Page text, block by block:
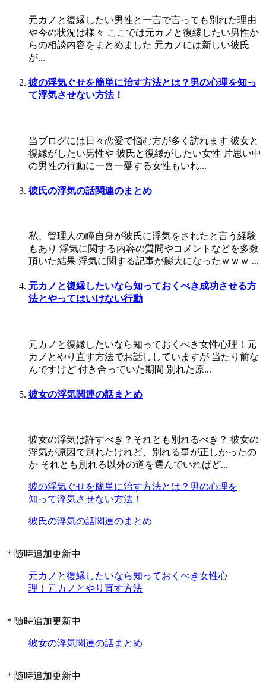
元カノと復縁したい男性と一言で言っても別れた理由
や今の状況は様々 ここでは元カノと復縁したい男性か
らの相談内容をまとめました 元カノには新しい彼氏
が...
彼の浮気ぐせを簡単に治す方法とは？男の心理を知っ
て浮気させない方法！
当ブログには日々恋愛で悩む方が多く訪れます 彼女と
復縁がしたい男性や 彼氏と復縁がしたい女性 片思い中
の男性の行動に一喜一憂する女性もいれ...
彼氏の浮気の話関連のまとめ
私、管理人の瞳自身が彼氏に浮気をされたと言う経験
もあり 浮気に関する内容の質問やコメントなどを多数
頂いた結果 浮気に関する記事が膨大になったｗｗｗ ...
元カノと復縁したいなら知っておくべき成功させる方
法とやってはいけない行動
元カノと復縁したいなら知っておくべき女性心理！元
カノとやり直す方法でお話ししていますが 当たり前な
んですけど 付き合っていた期間 別れた原...
彼女の浮気関連の話まとめ
彼女の浮気は許すべき？それとも別れるべき？ 彼女の
浮気が原因で別れたけれど、別れる事が正しかったの
か それとも別れる以外の道を選んでいればど...
彼の浮気ぐせを簡単に治す方法とは？男の心理を
知って浮気させない方法！
彼氏の浮気の話関連のまとめ
＊随時追加更新中
元カノと復縁したいなら知っておくべき女性心
理！元カノとやり直す方法
＊随時追加更新中
彼女の浮気関連の話まとめ
＊随時追加更新中